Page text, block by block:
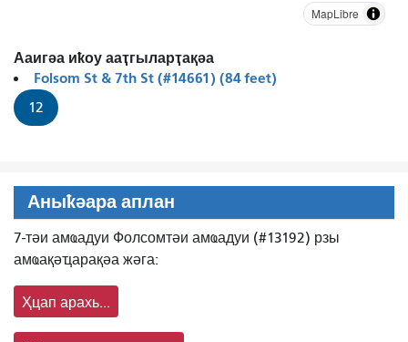
MapLibre
Ааигәа иҟоу ааҭгыларҭақәа
Folsom St & 7th St (#14661) (84 feet)
12
Аныҟәара аплан
7-тәи амҩадуи Фолсомтәи амҩадуи (#13192) рзы
амҩақәҵарақәа жәга:
Ҳцап арахь...